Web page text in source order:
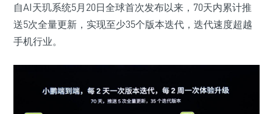
自AI天玑系统5月20日全球首次发布以来，70天内累计推
送5次全量更新，实现至少35个版本迭代，迭代速度超越
手机行业。